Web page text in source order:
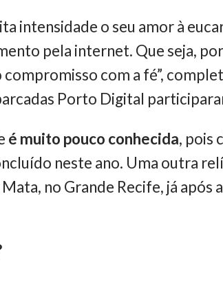
intensidade o seu amor à
pela internet. Que seja,
com a fé”,
Porto Digital
é muito pouco conhecida, pois
neste ano. Uma outra
no Grande Recife, já após